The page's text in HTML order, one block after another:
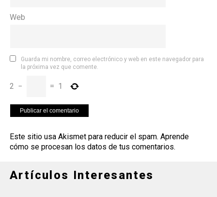
Web
Guarda mi nombre, correo electrónico y web en este navegador para
la próxima vez que comente.
2 − = 1
Este sitio usa Akismet para reducir el spam. Aprende
cómo se procesan los datos de tus comentarios.
Artículos Interesantes